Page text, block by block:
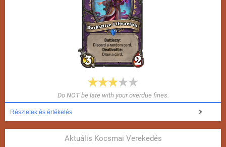
Do NOT be late with your overdue fines.
Részletek és értékelés
Aktuális Kocsmai Verekedés